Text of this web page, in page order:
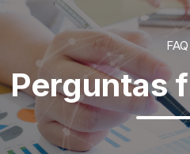
FAQ
Perguntas